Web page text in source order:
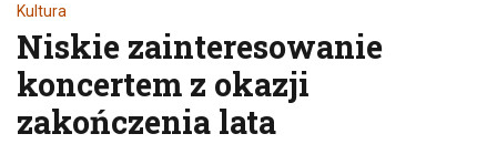
Kultura
Niskie zainteresowanie
koncertem z okazji
zakończenia lata